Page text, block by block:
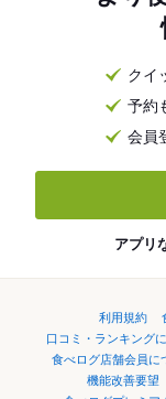
クイ
予約
会員
アプリ
利用規約
口コミ・ランキング
食べログ店舗会員に
機能改善要望